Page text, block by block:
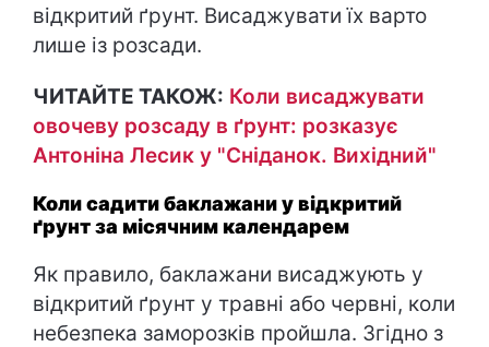
відкритий ґрунт. Висаджувати їх варто
лише із розсади.
ЧИТАЙТЕ ТАКОЖ: Коли висаджувати
овочеву розсаду в ґрунт: розказує
Антоніна Лесик у "Сніданок. Вихідний"
Коли садити баклажани у відкритий
ґрунт за місячним календарем
Як правило, баклажани висаджують у
відкритий ґрунт у травні або червні, коли
небезпека заморозків пройшла. Згідно з